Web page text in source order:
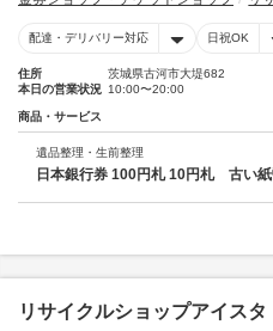
配達・デリバリー対応 日祝OK
住所
茨城県古河市大堤682
本日の営業状況 10:00〜20:00
商品・サービス
遺品整理・生前整理
日本銀行券 100円札 10円札 古い
リサイクルショップアイス